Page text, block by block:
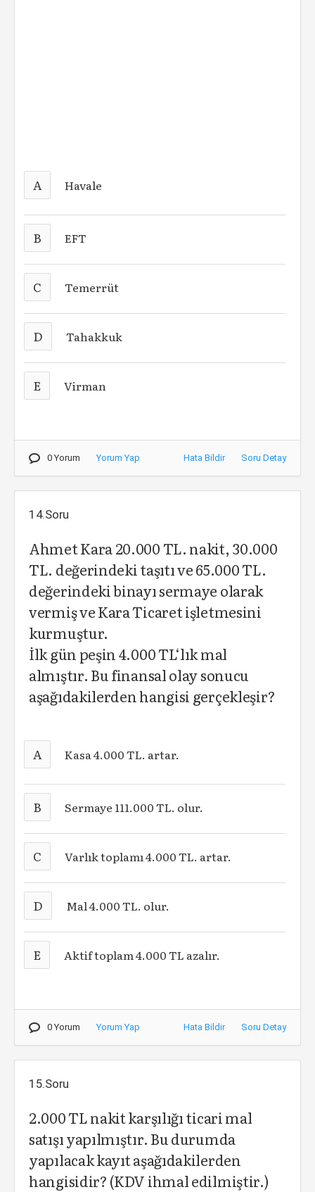
A Havale
B EFT
C Temerrüt
D Tahakkuk
E Virman
0 Yorum Yorum Yap Hata Bildir Soru Detay
14.Soru
Ahmet Kara 20.000 TL. nakit, 30.000
TL. değerindeki taşıtı ve 65.000 TL.
değerindeki binayı sermaye olarak
vermiş ve Kara Ticaret işletmesini
kurmuştur.
İlk gün peşin 4.000 TL‘lık mal
almıştır. Bu finansal olay sonucu
aşağıdakilerden hangisi gerçekleşir?
A Kasa 4.000 TL. artar.
B Sermaye 111.000 TL. olur.
C Varlık toplamı 4.000 TL. artar.
D Mal 4.000 TL. olur.
E Aktif toplam 4.000 TL azalır.
0 Yorum Yorum Yap Hata Bildir Soru Detay
15.Soru
2.000 TL nakit karşılığı ticari mal
satışı yapılmıştır. Bu durumda
yapılacak kayıt aşağıdakilerden
hangisidir? (KDV ihmal edilmiştir.)